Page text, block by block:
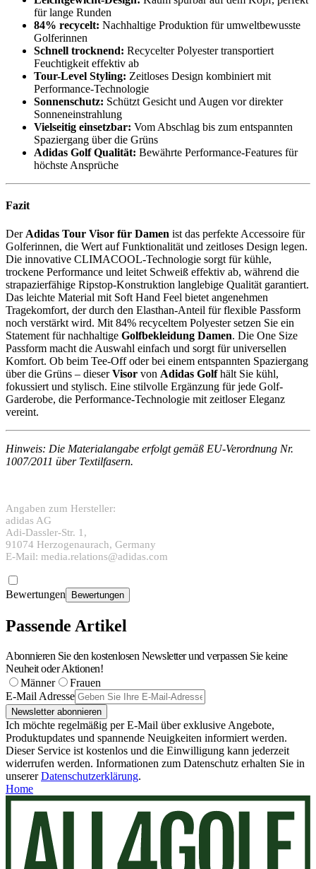
für lange Runden
84% recycelt: Nachhaltige Produktion für umweltbewusste
Golferinnen
Schnell trocknend: Recycelter Polyester transportiert
Feuchtigkeit effektiv ab
Tour-Level Styling: Zeitloses Design kombiniert mit
Performance-Technologie
Sonnenschutz: Schützt Gesicht und Augen vor direkter
Sonneneinstrahlung
Vielseitig einsetzbar: Vom Abschlag bis zum entspannten
Spaziergang über die Grüns
Adidas Golf Qualität: Bewährte Performance-Features für
höchste Ansprüche
Fazit
Der Adidas Tour Visor für Damen ist das perfekte Accessoire für
Golferinnen, die Wert auf Funktionalität und zeitloses Design legen.
Die innovative CLIMACOOL-Technologie sorgt für kühle,
trockene Performance und leitet Schweiß effektiv ab, während die
strapazierfähige Ripstop-Konstruktion langlebige Qualität garantiert.
Das leichte Material mit Soft Hand Feel bietet angenehmen
Tragekomfort, der durch den Elasthan-Anteil für flexible Passform
noch verstärkt wird. Mit 84% recyceltem Polyester setzen Sie ein
Statement für nachhaltige Golfbekleidung Damen. Die One Size
Passform macht die Auswahl einfach und sorgt für universellen
Komfort. Ob beim Tee-Off oder bei einem entspannten Spaziergang
über die Grüns – dieserVisor von Adidas Golfhält Sie kühl,
fokussiert und stylisch. Eine stilvolle Ergänzung für jede Golf-
Garderobe, die Performance-Technologie mit zeitloser Eleganz
vereint.
Hinweis: Die Materialangabe erfolgt gemäß EU-Verordnung Nr.
1007/2011 über Textilfasern.
Angaben zum Hersteller:
adidas AG
Adi-Dassler-Str. 1,
91074 Herzogenaurach, Germany
E-Mail: media.relations@adidas.com
Bewertungen Bewertungen
Passende Artikel
Abonnieren Sie den kostenlosen Newsletter und verpassen Sie keine
Neuheit oder Aktionen!
Männer
Frauen
E-Mail Adresse
Newsletter abonnieren
Ich möchte regelmäßig per E-Mail über exklusive Angebote,
Produktupdates und spannende Neuigkeiten informiert werden.
Dieser Service ist kostenlos und die Einwilligung kann jederzeit
widerrufen werden. Informationen zum Datenschutz erhalten Sie in
unsererDatenschutzerklärung.
Home